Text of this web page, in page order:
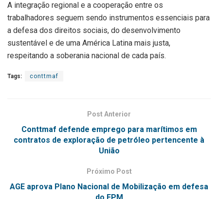
A integração regional e a cooperação entre os
trabalhadores seguem sendo instrumentos essenciais para
a defesa dos direitos sociais, do desenvolvimento
sustentável e de uma América Latina mais justa,
respeitando a soberania nacional de cada país.
Tags: conttmaf
Post Anterior
Conttmaf defende emprego para marítimos em
contratos de exploração de petróleo pertencente à
União
Próximo Post
AGE aprova Plano Nacional de Mobilização em defesa